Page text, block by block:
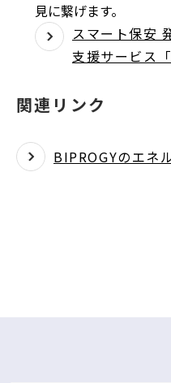
見に繋げます。
スマート保安
支援サービス
関連リンク
BIPROGYのエネ